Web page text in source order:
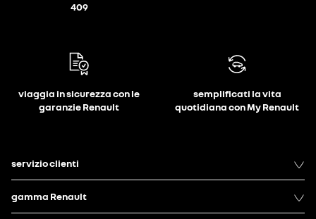
409
viaggia in sicurezza con le
garanzie Renault
semplificati la vita
quotidiana con My Renault
servizio clienti
gamma Renault